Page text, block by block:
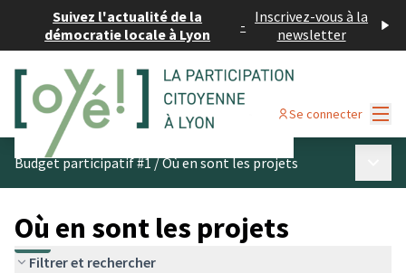
Suivez l'actualité de la
démocratie locale à Lyon
- Inscrivez-vous à la
newsletter
Se connecter
Budget participatif #1/Où en sont les projets
Où en sont les projets
Filtrer et rechercher